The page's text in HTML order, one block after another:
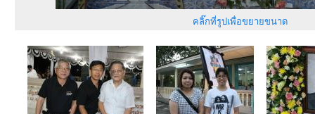
คลิ๊กที่รูปเพื่อขยายขนาด